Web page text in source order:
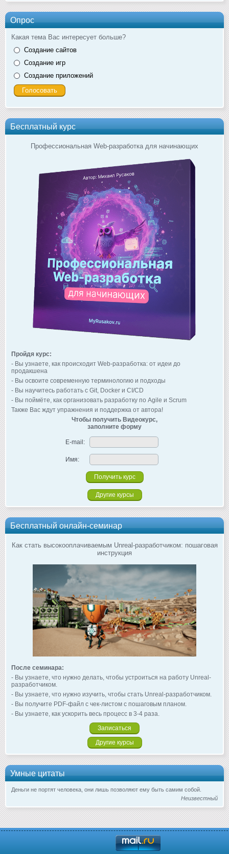
Опрос
Какая тема Вас интересует больше?
Создание сайтов
Создание игр
Создание приложений
Бесплатный курс
Профессиональная Web-разработка для начинающих
Пройдя курс:
- Вы узнаете, как происходит Web-разработка: от идеи до
продакшена
- Вы освоите современную терминологию и подходы
- Вы научитесь работать с Git, Docker и CI/CD
- Вы поймёте, как организовать разработку по Agile и Scrum
Также Вас ждут упражнения и поддержка от автора!
Чтобы получить Видеокурс,
заполните форму
E-mail:
Имя:
Другие курсы
Бесплатный онлайн-семинар
Как стать высокооплачиваемым Unreal-разработчиком: пошаговая
инструкция
После семинара:
- Вы узнаете, что нужно делать, чтобы устроиться на работу Unreal-
разработчиком.
- Вы узнаете, что нужно изучить, чтобы стать Unreal-разработчиком.
- Вы получите PDF-файл с чек-листом с пошаговым планом.
- Вы узнаете, как ускорить весь процесс в 3-4 раза.
Записаться
Другие курсы
Умные цитаты
Деньги не портят человека, они лишь позволяют ему быть самим собой.
Неизвестный